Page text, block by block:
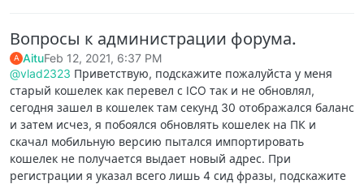
Вопросы к администрации форума.
A AituFeb 12, 2021, 6:37 PM
@vlad2323 Приветствую, подскажите пожалуйста у меня
старый кошелек как перевел с ICO так и не обновлял,
сегодня зашел в кошелек там секунд 30 отображался баланс
и затем исчез, я побоялся обновлять кошелек на ПК и
скачал мобильную версию пытался импортировать
кошелек не получается выдает новый адрес. При
регистрации я указал всего лишь 4 сид фразы, подскажите